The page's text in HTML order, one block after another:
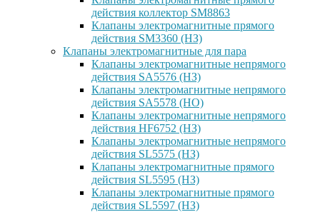
дейcтвия коллектор SM8863
Клапаны электромагнитные прямого
действия SM3360 (НЗ)
Клапаны электромагнитные для пара
Клапаны электромагнитные непрямого
действия SA5576 (НЗ)
Клапаны электромагнитные непрямого
действия SA5578 (НО)
Клапаны электромагнитные непрямого
действия HF6752 (НЗ)
Клапаны электромагнитные непрямого
действия SL5575 (НЗ)
Клапаны электромагнитные прямого
действия SL5595 (НЗ)
Клапаны электромагнитные прямого
действия SL5597 (НЗ)